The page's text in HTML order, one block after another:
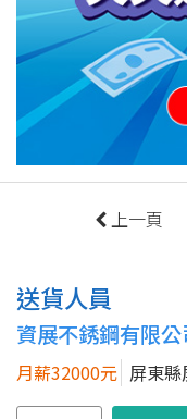
上一頁
送貨人員
資展不銹鋼有限公
月薪32000元 屏東縣